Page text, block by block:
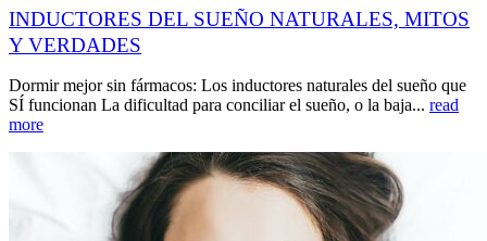
INDUCTORES DEL SUEÑO NATURALES, MITOS
Y VERDADES
Dormir mejor sin fármacos: Los inductores naturales del sueño que
SÍ funcionan La dificultad para conciliar el sueño, o la baja... read
more